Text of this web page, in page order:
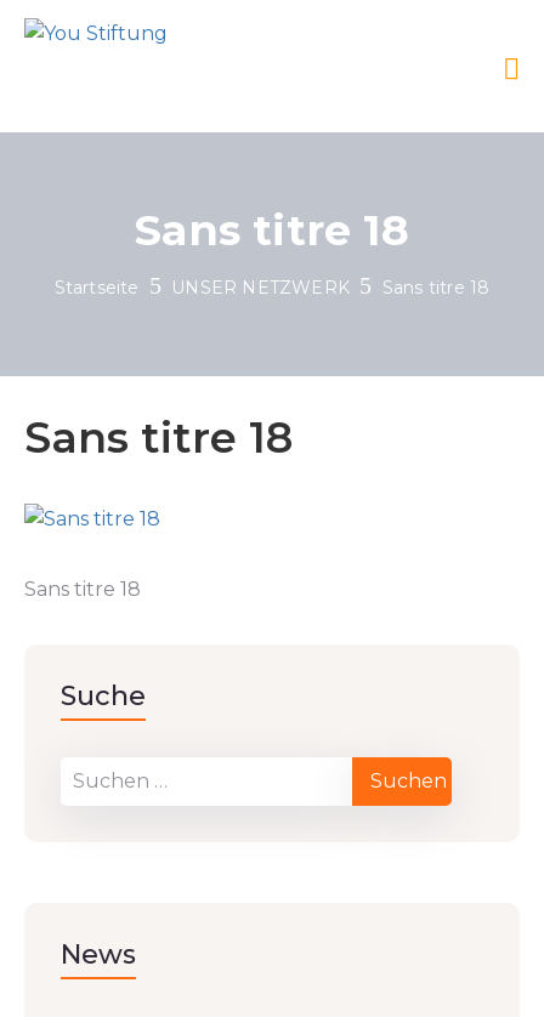
Sans titre 18
Startseite UNSER NETZWERK Sans titre 18
Sans titre 18
Sans titre 18
Suche
News